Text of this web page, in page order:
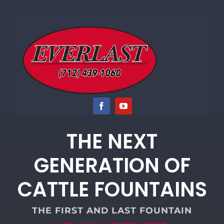
THE NEXT
GENERATION OF
CATTLE FOUNTAINS
THE FIRST AND LAST FOUNTAIN